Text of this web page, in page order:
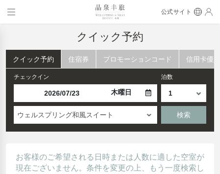
公式サイト
クイック予約
クイック予約 住宿券 プロモーションコード 信用卡優惠
チェックイン
木曜日
泊数
ウェルスプリング和風スイート 検索
お客様のご希望される日時または人数に適した空室が
現在ございません。条件を変更の上、もう一度検索し